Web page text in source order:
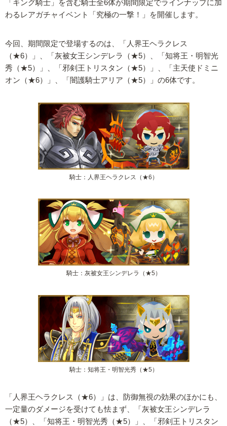
「キング騎士」を含む騎士全6体が期間限定でラインナップに加
わるレアガチャイベント「究極の一撃！」を開催します。
今回、期間限定で登場するのは、「人界王ヘラクレス
（★6）」、「灰被女王シンデレラ（★5）、「知将王・明智光
秀（★5）」、「邪剣王トリスタン（★5）」、「主天使ドミニ
オン（★6）」、「闇護騎士アリア（★5）」の6体です。
騎士：人界王ヘラクレス（★6）
騎士：灰被女王シンデレラ（★5）
騎士：知将王・明智光秀（★5）
「人界王ヘラクレス（★6）」は、防御無視の効果のほかにも、
一定量のダメージを受けても怯まず、「灰被女王シンデレラ
（★5）、「知将王・明智光秀（★5）」、「邪剣王トリスタン